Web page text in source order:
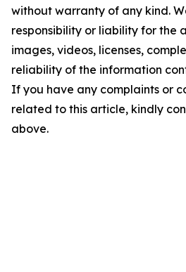
without warranty of any kind.
responsibility or liability for the
images, videos, licenses,
reliability of the information
If you have any complaints or
related to this article, kindly
above.